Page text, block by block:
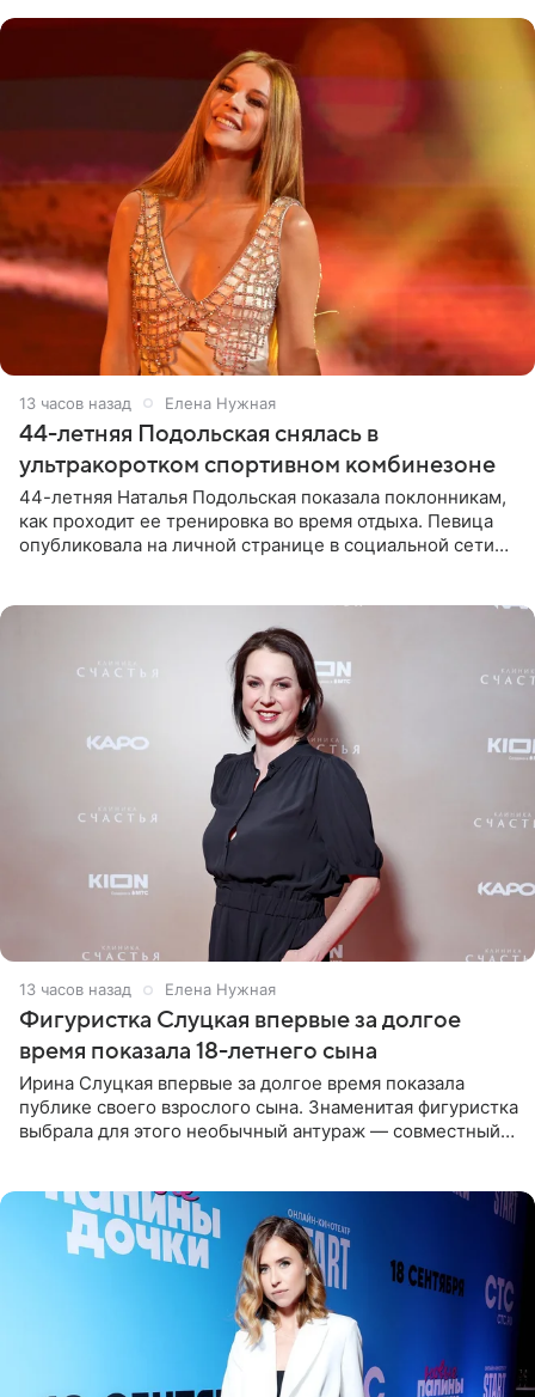
13 часов назад Елена Нужная
44-летняя Подольская снялась в
ультракоротком спортивном комбинезоне
44-летняя Наталья Подольская показала поклонникам,
как проходит ее тренировка во время отдыха. Певица
опубликовала на личной странице в социальной сети
13 часов назад Елена Нужная
Фигуристка Слуцкая впервые за долгое
время показала 18-летнего сына
Ирина Слуцкая впервые за долгое время показала
публике своего взрослого сына. Знаменитая фигуристка
выбрала для этого необычный антураж — совместный